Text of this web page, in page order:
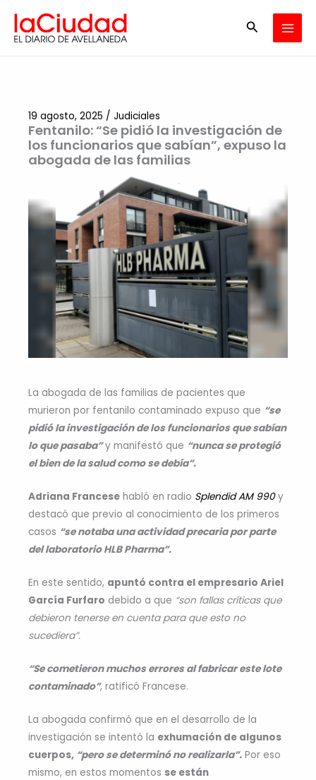
contenido
Buscar
Fentanilo: “Se pidió la investigación de
los funcionarios que sabían”, expuso la
abogada de las familias
19 agosto, 2025 / Judiciales
La abogada de las familias de pacientes que
murieron por fentanilo contaminado expuso que “se
pidió la investigación de los funcionarios que sabían
lo que pasaba”y manifestó que “nunca se protegió
el bien de la salud como se debía”.
Adriana Francese habló en radio Splendid AM 990y
destacó que previo al conocimiento de los primeros
casos “se notaba una actividad precaria por parte
del laboratorio HLB Pharma”.
En este sentido, apuntó contra el empresario Ariel
García Furfaro debido a que “son fallas críticas que
debieron tenerse en cuenta para que esto no
sucediera”.
“Se cometieron muchos errores al fabricar este lote
contaminado”, ratificó Francese.
La abogada confirmó que en el desarrollo de la
investigación se intentó la exhumación de algunos
cuerpos, “pero se determinó no realizarla”. Por eso
mismo, en estos momentos se están